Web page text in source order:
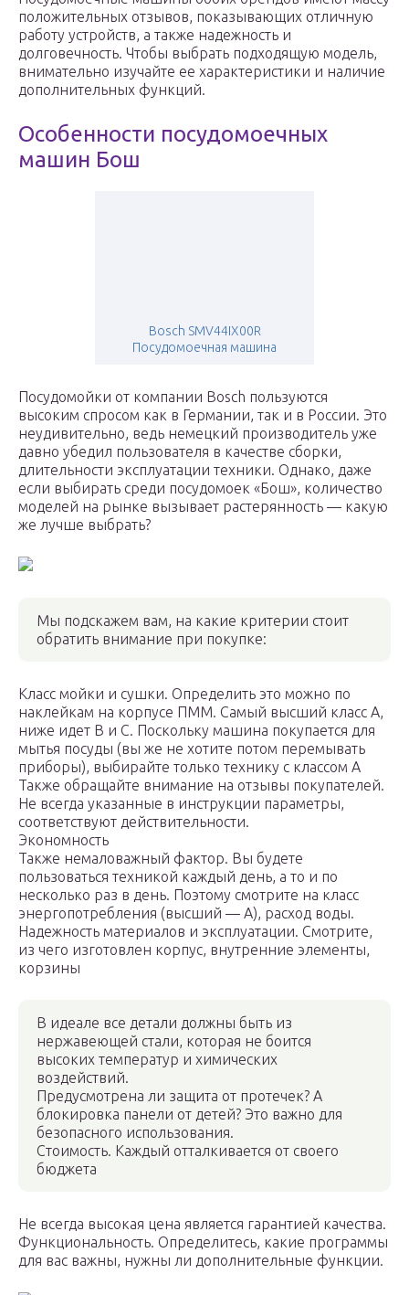
положительных отзывов, показывающих отличную
работу устройств, а также надежность и
долговечность. Чтобы выбрать подходящую модель,
внимательно изучайте ее характеристики и наличие
дополнительных функций.
Особенности посудомоечных
машин Бош
Bosch SMV44IX00R
Посудомоечная машина
Посудомойки от компании Bosch пользуются
высоким спросом как в Германии, так и в России. Это
неудивительно, ведь немецкий производитель уже
давно убедил пользователя в качестве сборки,
длительности эксплуатации техники. Однако, даже
если выбирать среди посудомоек «Бош», количество
моделей на рынке вызывает растерянность — какую
же лучше выбрать?
Мы подскажем вам, на какие критерии стоит
обратить внимание при покупке:
Класс мойки и сушки. Определить это можно по
наклейкам на корпусе ПММ. Самый высший класс А,
ниже идет В и С. Поскольку машина покупается для
мытья посуды (вы же не хотите потом перемывать
приборы), выбирайте только технику с классом А
Также обращайте внимание на отзывы покупателей.
Не всегда указанные в инструкции параметры,
соответствуют действительности.
Экономность
Также немаловажный фактор. Вы будете
пользоваться техникой каждый день, а то и по
несколько раз в день. Поэтому смотрите на класс
энергопотребления (высший — А), расход воды.
Надежность материалов и эксплуатации. Смотрите,
из чего изготовлен корпус, внутренние элементы,
корзины
В идеале все детали должны быть из
нержавеющей стали, которая не боится
высоких температур и химических
воздействий.
Предусмотрена ли защита от протечек? А
блокировка панели от детей? Это важно для
безопасного использования.
Стоимость. Каждый отталкивается от своего
бюджета
Не всегда высокая цена является гарантией качества.
Функциональность. Определитесь, какие программы
для вас важны, нужны ли дополнительные функции.